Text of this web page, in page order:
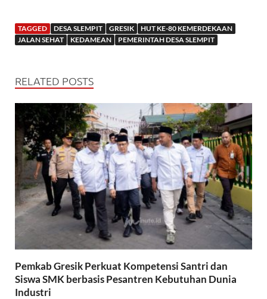
TAGGED DESA SLEMPIT GRESIK
HUT KE-80 KEMERDEKAAN
JALAN SEHAT
KEDAMEAN PEMERINTAH DESA SLEMPIT
RELATED POSTS
Pemkab Gresik Perkuat Kompetensi Santri dan
Siswa SMK berbasis Pesantren Kebutuhan Dunia
Industri